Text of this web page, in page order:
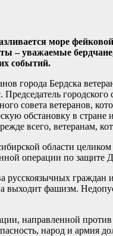
море
– уважаемые
событий.
города Бердска
городского
совета ветеранов,
обстановку в стране
всего, ветеранам,
области
операции по защите
русскоязычных
фашизм.
направленной
народ и армия